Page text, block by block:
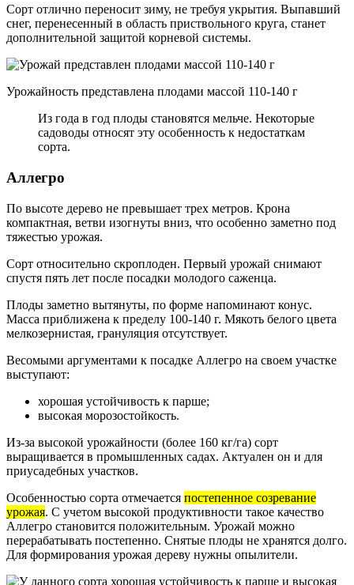
Сорт отлично переносит зиму, не требуя укрытия. Выпавший
снег, перенесенный в область приствольного круга, станет
дополнительной защитой корневой системы.
Урожайность представлена плодами массой 110-140 г
Из года в год плоды становятся мельче. Некоторые
садоводы относят эту особенность к недостаткам
сорта.
Аллегро
По высоте дерево не превышает трех метров. Крона
компактная, ветви изогнуты вниз, что особенно заметно под
тяжестью урожая.
Сорт относительно скроплоден. Первый урожай снимают
спустя пять лет после посадки молодого саженца.
Плоды заметно вытянуты, по форме напоминают конус.
Масса приближена к пределу 100-140 г. Мякоть белого цвета
мелкозернистая, грануляция отсутствует.
Весомыми аргументами к посадке Аллегро на своем участке
выступают:
хорошая устойчивость к парше;
высокая морозостойкость.
Из-за высокой урожайности (более 160 кг/га) сорт
выращивается в промышленных садах. Актуален он и для
приусадебных участков.
Особенностью сорта отмечается постепенное созревание
урожая. С учетом высокой продуктивности такое качество
Аллегро становится положительным. Урожай можно
перерабатывать постепенно. Снятые плоды не хранятся долго.
Для формирования урожая дереву нужны опылители.